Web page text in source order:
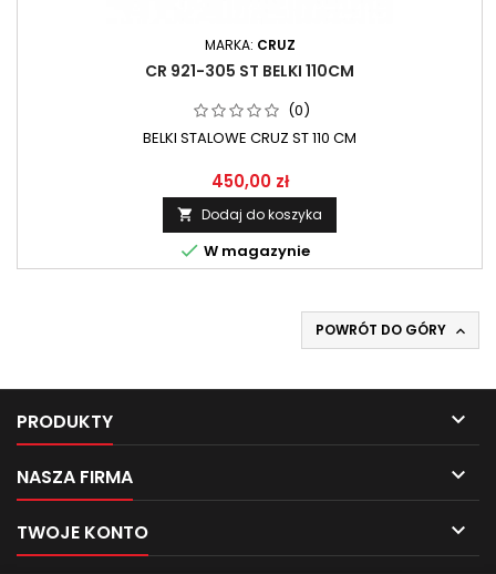
MARKA: CRUZ
CR 921-305 ST BELKI 110CM
(0)
BELKI STALOWE CRUZ ST 110 CM
450,00 zł
 Dodaj do koszyka
 W magazynie
POWRÓT DO GÓRY 
PRODUKTY 
NASZA FIRMA 
TWOJE KONTO 